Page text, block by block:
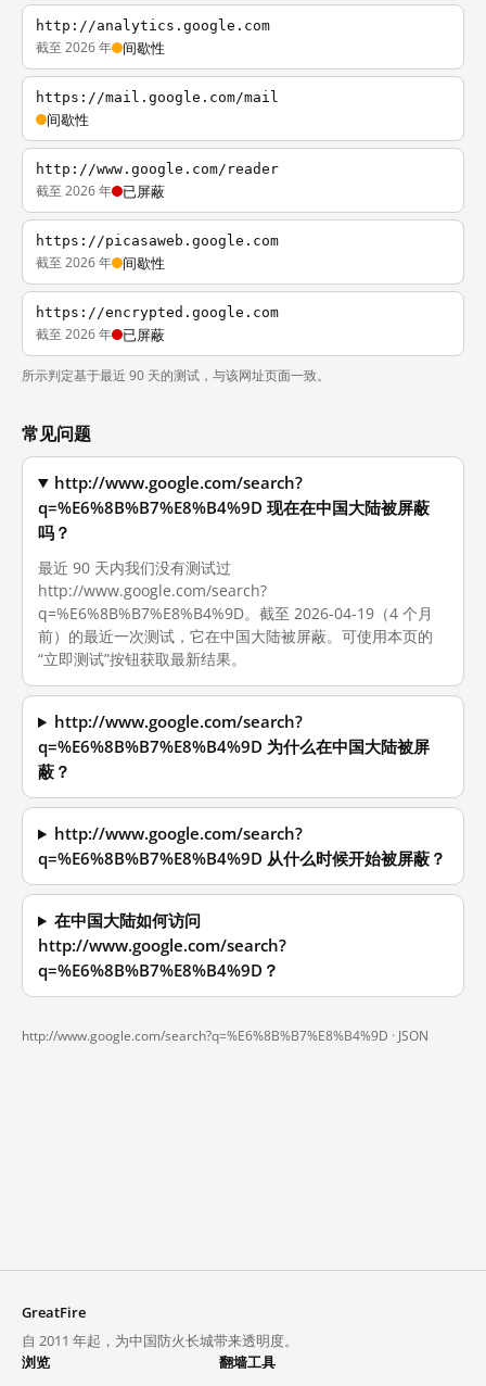
http://analytics.google.com
截至 2026 年 间歇性
https://mail.google.com/mail
间歇性
http://www.google.com/reader
截至 2026 年 已屏蔽
https://picasaweb.google.com
截至 2026 年 间歇性
https://encrypted.google.com
截至 2026 年 已屏蔽
所示判定基于最近 90 天的测试，与该网址页面一致。
常见问题
http://www.google.com/search?
q=%E6%8B%B7%E8%B4%9D 现在在中国大陆被屏蔽
吗？
最近 90 天内我们没有测试过
http://www.google.com/search?
q=%E6%8B%B7%E8%B4%9D。截至 2026-04-19（4 个月
前）的最近一次测试，它在中国大陆被屏蔽。可使用本页的
“立即测试”按钮获取最新结果。
http://www.google.com/search?
q=%E6%8B%B7%E8%B4%9D 为什么在中国大陆被屏
蔽？
http://www.google.com/search?
q=%E6%8B%B7%E8%B4%9D 从什么时候开始被屏蔽？
在中国大陆如何访问
http://www.google.com/search?
q=%E6%8B%B7%E8%B4%9D？
http://www.google.com/search?q=%E6%8B%B7%E8%B4%9D · JSON
GreatFire
自 2011 年起，为中国防火长城带来透明度。
浏览
翻墙工具